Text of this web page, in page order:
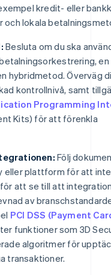
kredit- eller
och lokala
Besluta om du ska
en
hybridmetod. Överväg
kontrollnivå, samt
Programming
Kits) för att förenkla
Följ
eller plattform för att
att se till att
av
PCI DSS (Payment
funktioner som 3D
algoritmer för
transaktioner.